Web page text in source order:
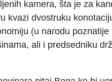
kamera, šta je za
kvazi dvostruku
(u narodu
ali i predsedniku